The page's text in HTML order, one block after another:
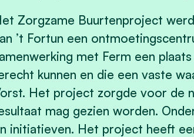
Zorgzame Buurtenproject
’t Fortun een
met Ferm een
kunnen en die een vaste
Het project zorgde voor de
mag gezien worden.
initiatieven. Het project heeft